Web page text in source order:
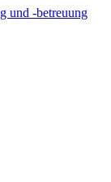
und -betreuung